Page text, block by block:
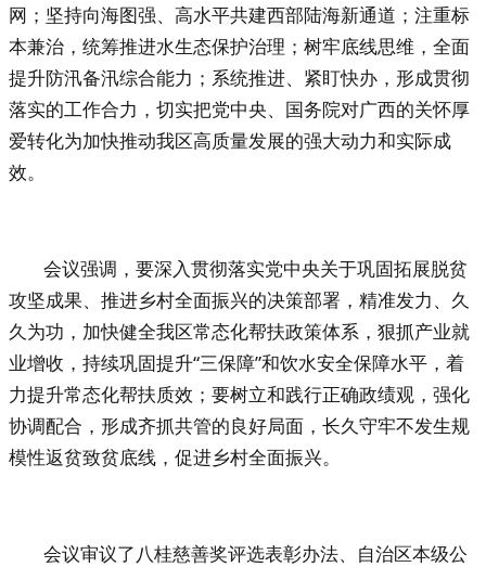
网；坚持向海图强、高水平共建西部陆海新通道；注重标
本兼治，统筹推进水生态保护治理； 树牢底线思维，全面
提升防汛备汛综合能力；系统推进、紧盯快办，形成贯彻
落实的工作合力，切实把党中央、国务院对广西的关怀厚
爱转化为加快推动我区高质量发展的强大动力和实际成
效。
会议强调， 要深入贯彻落实党中央关于巩固拓展脱贫
攻坚成果、推进乡村全面振兴的决策部署 ，精准发力、久
久为功，加快健全我区常态化帮扶政策体系，狠抓产业就
业增收，持续巩固提升“三保障”和饮水安全保障水平，着
力提升常态化帮扶质效； 要树立和践行正确政绩观，强化
协调配合，形成齐抓共管的良好局面，长久守牢不发生规
模性返贫致贫底线，促进乡村全面振兴。
会议审议了八桂慈善奖评选表彰办法、自治区本级公